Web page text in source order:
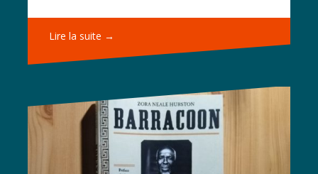
Lire la suite →